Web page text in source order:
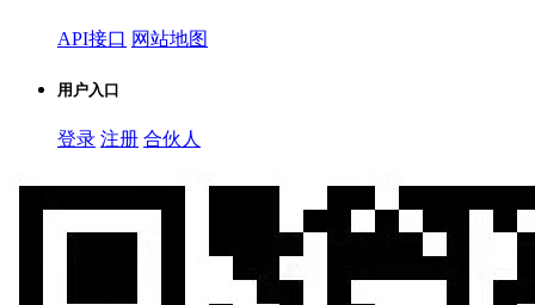
API接口 网站地图
用户入口
登录 注册 合伙人